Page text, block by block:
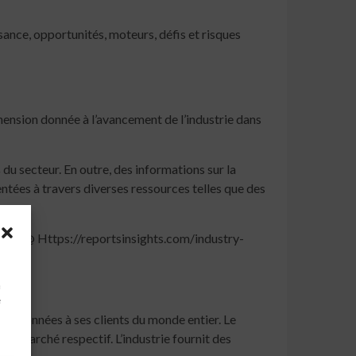
opportunités, moteurs, défis et risques
donnée à l’avancement de l’industrie dans
secteur. En outre, des informations sur la
à travers diverses ressources telles que des
@ Https://reportsinsights.com/industry-
données à ses clients du monde entier. Le
marché respectif. L’industrie fournit des